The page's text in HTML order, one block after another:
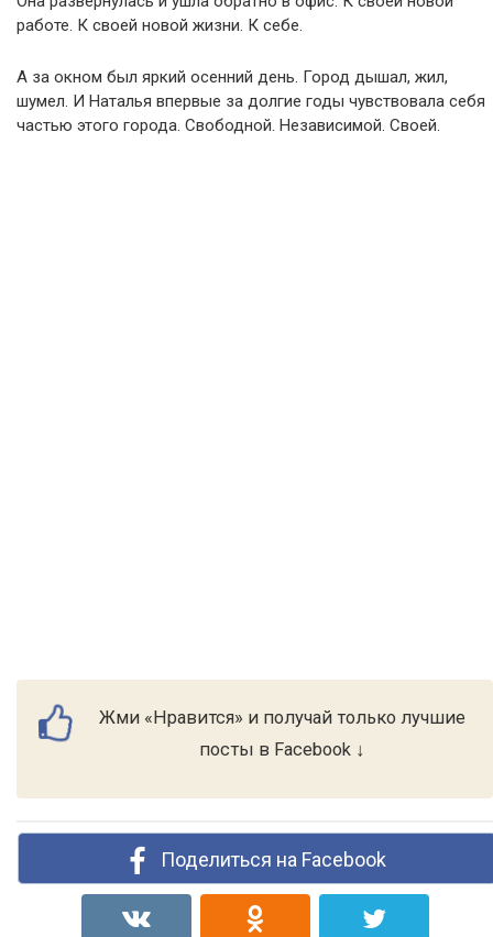
работе. К своей новой жизни. К себе.
А за окном был яркий осенний день. Город дышал, жил,
шумел. И Наталья впервые за долгие годы чувствовала себя
частью этого города. Свободной. Независимой. Своей.
Жми «Нравится» и получай только лучшие
посты в Facebook ↓
Поделиться на Facebook